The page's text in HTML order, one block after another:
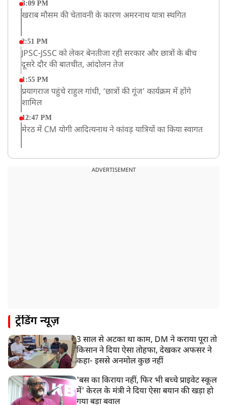
3:09 PM
खराब मौसम की चेतावनी के कारण अमरनाथ यात्रा स्थगित
2:51 PM
JPSC-JSSC को लेकर बेनतीजा रही सरकार और छात्रों के बीच
दूसरे दौर की बातचीत, आंदोलन तेज
1:55 PM
प्रयागराज पहुंचे राहुल गांधी, ‘छात्रों की गूंज’ कार्यक्रम में होंगे
शामिल
12:47 PM
मेरठ में CM योगी आदित्यनाथ ने कांवड़ यात्रियों का किया स्वागत
असम बाढ़: 13 जिलों में 15 लाख से ज्यादा लोग प्रभावित, मृतकों
भारत समेत 5 देशों पर 100% टैरिफ
8:19 AM
PM मोदी आज IIT दिल्ली के दीक्षांत समारोह में शामिल होंगे
ADVERTISEMENT
ट्रेंडिंग न्यूज़
3 साल से अटका था काम, DM ने कराया पूरा तो
किसान ने दिया ऐसा तोहफा, देखकर अफसर ने
कहा- इससे अनमोल कुछ नहीं
'बस का किराया नहीं, फिर भी बच्चे प्राइवेट स्कूल
में' केरल के मंत्री ने दिया ऐसा बयान की खड़ा हो
गया बड़ा बवाल